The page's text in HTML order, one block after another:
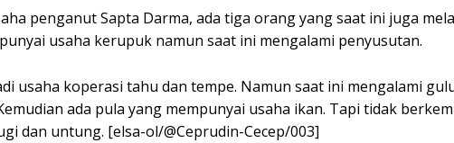
penganut Sapta Darma, ada tiga orang yang saat ini juga
usaha kerupuk namun saat ini mengalami penyusutan.
usaha koperasi tahu dan tempe. Namun saat ini mengalami
ada pula yang mempunyai usaha ikan. Tapi tidak
dan untung. [elsa-ol/@Ceprudin-Cecep/003]